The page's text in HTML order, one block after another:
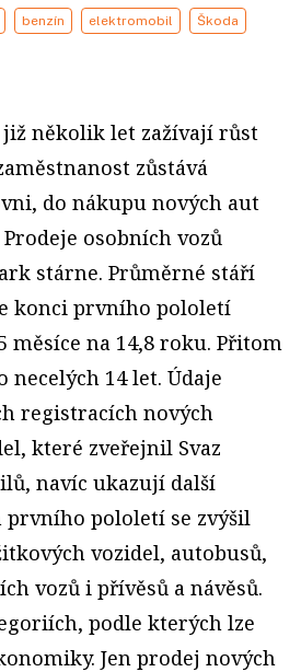
benzín elektromobil Škoda
již několik let zažívají růst
zůstává
do nákupu nových aut
osobních vozů
stárne. Průměrné stáří
konci prvního pololetí
měsíce na 14,8 roku. Přitom
necelých 14 let. Údaje
registracích nových
které zveřejnil Svaz
navíc ukazují další
prvního pololetí se zvýšil
vozidel, autobusů,
vozů i přívěsů a návěsů.
podle kterých lze
Jen prodej nových